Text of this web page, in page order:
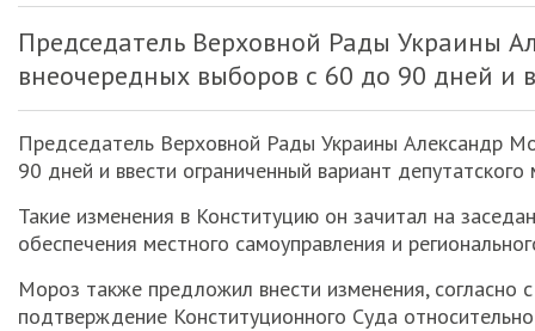
Председатель Верховной Рады Украины
внеочередных выборов с 60 до 90 дней и
Председатель Верховной Рады Украины Александр
90 дней и ввести ограниченный вариант депутатского
Такие изменения в Конституцию он зачитал на
обеспечения местного самоуправления и
Мороз также предложил внести изменения,
подтверждение Конституционного Суда